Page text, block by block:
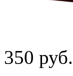
350 руб.